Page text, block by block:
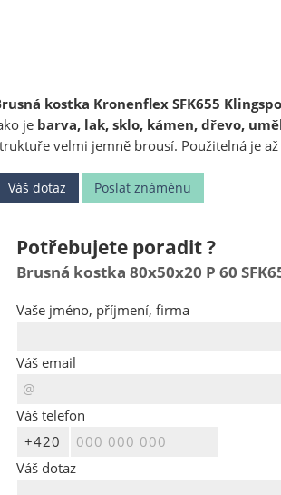
kostka Kronenflex SFK655
je barva, lak, sklo, kámen, dřevo,
velmi jemně brousí. Použitelná je
Váš dotaz Poslat známénu
Potřebujete poradit ?
Brusná kostka 80x50x20 P 60
Vaše jméno, příjmení, firma
Váš email
Váš telefon
Váš dotaz